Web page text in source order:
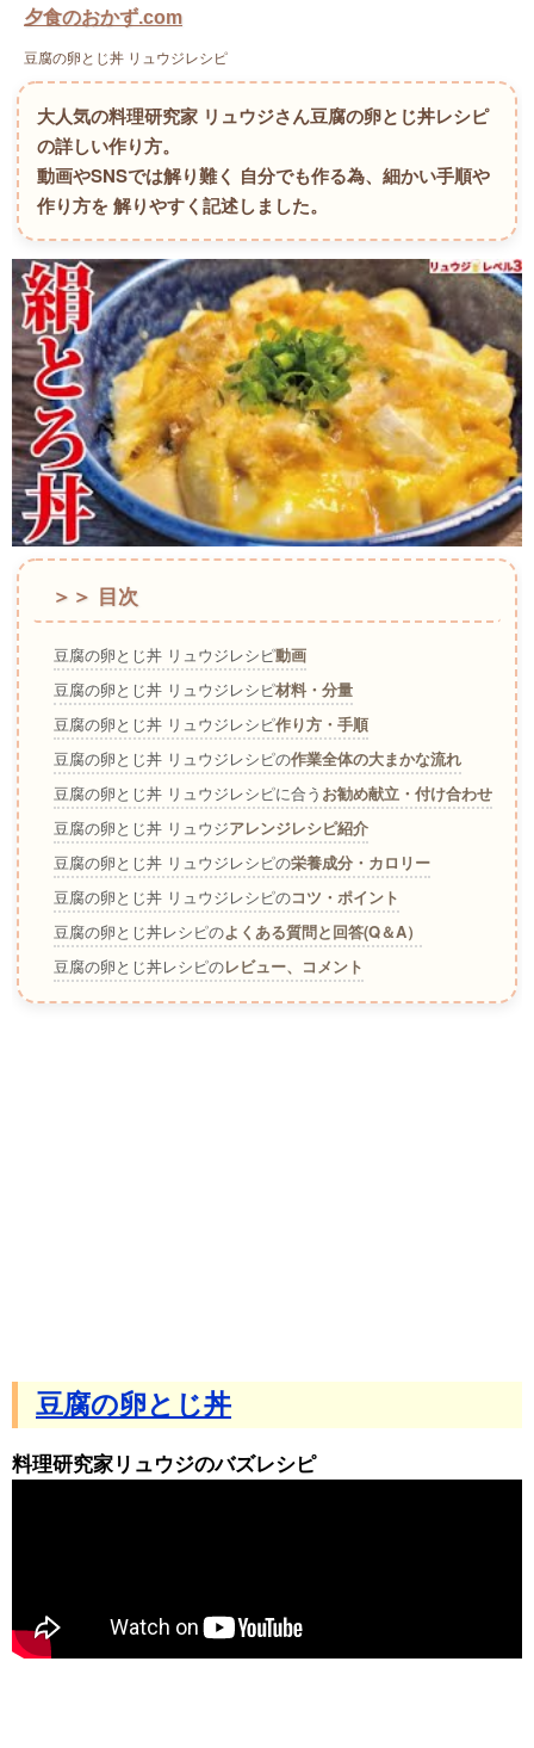
夕食のおかず.com
豆腐の卵とじ丼 リュウジレシピ
大人気の料理研究家 リュウジさん豆腐の卵とじ丼レシピ
の詳しい作り方。
動画やSNSでは解り難く 自分でも作る為、細かい手順や
作り方を 解りやすく記述しました。
＞＞ 目次
豆腐の卵とじ丼 リュウジレシピ動画
豆腐の卵とじ丼 リュウジレシピ材料・分量
豆腐の卵とじ丼 リュウジレシピ作り方・手順
豆腐の卵とじ丼 リュウジレシピの作業全体の大まかな流れ
豆腐の卵とじ丼 リュウジレシピに合う お勧め献立・付け合わせ
豆腐の卵とじ丼 リュウジアレンジレシピ紹介
豆腐の卵とじ丼 リュウジレシピの栄養成分・カロリー
豆腐の卵とじ丼 リュウジレシピのコツ・ポイント
豆腐の卵とじ丼レシピのよくある質問と回答(Q＆A）
豆腐の卵とじ丼レシピのレビュー、コメント
豆腐の卵とじ丼
料理研究家リュウジのバズレシピ